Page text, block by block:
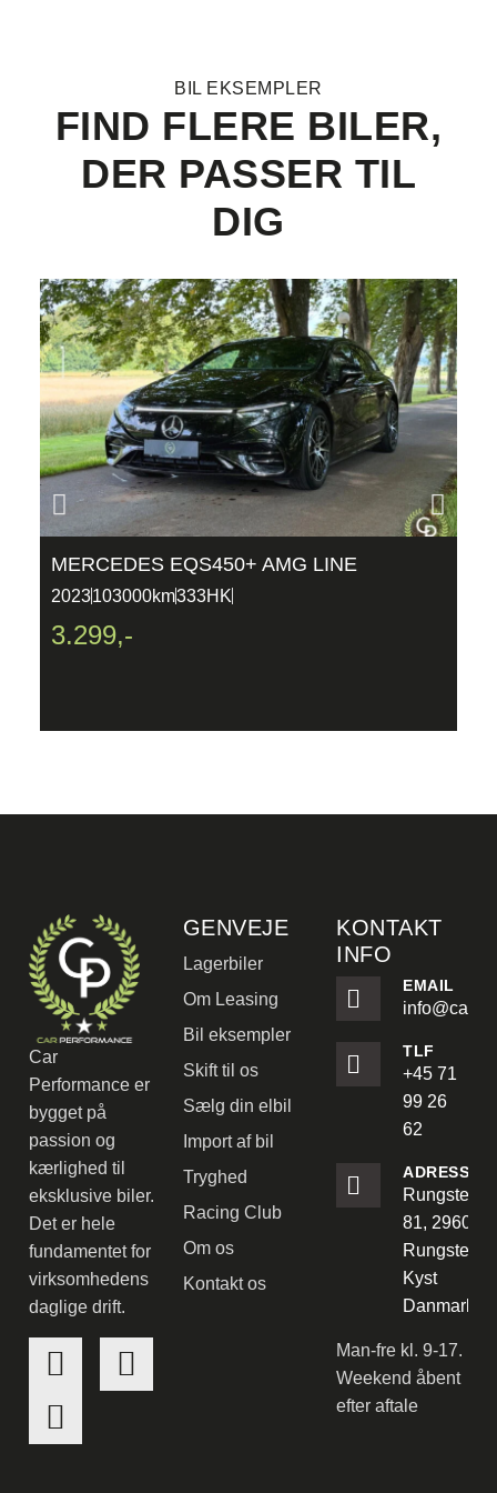
BIL EKSEMPLER
FIND FLERE BILER,
DER PASSER TIL
DIG
MERCEDES EQS450+ AMG LINE
2023103000km333HK
3.299,-
Car
Performance er
bygget på
passion og
kærlighed til
eksklusive biler.
Det er hele
fundamentet for
virksomhedens
daglige drift.
GENVEJE
Lagerbiler
Om Leasing
Bil eksempler
Skift til os
Sælg din elbil
Import af bil
Tryghed
Racing Club
Om os
Kontakt os
KONTAKT
INFO
EMAIL
TLF
+45 71
99 26
62
ADRESSE
81, 2960
Rungsted
Kyst
Danmark
Man-fre kl. 9-17.
Weekend åbent
efter aftale